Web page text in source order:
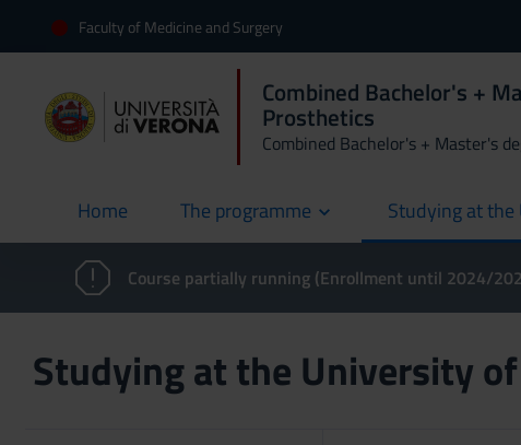
Faculty of Medicine and Surgery
Combined Bachelor's +
Prosthetics
Combined Bachelor's + Master's
Home
current The programme Studying at
Course partially running (Enrollment until 2024/
Studying at the University